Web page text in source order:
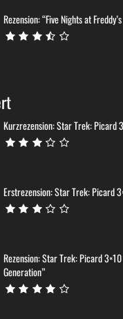
Rezension: “Five Nights at
Kurzrezension: Star Trek: Picard
Erstrezension: Star Trek: Picard
Rezension: Star Trek: Picard
Generation”